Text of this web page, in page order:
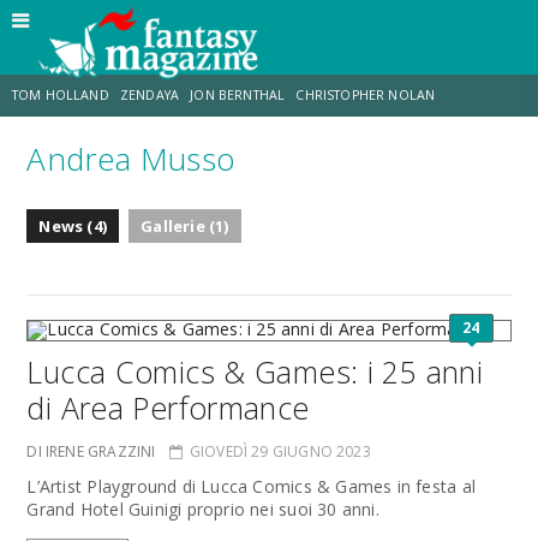
TOM HOLLAND ZENDAYA JON BERNTHAL CHRISTOPHER NOLAN
STRANIMONDI LUCCA COMICS & GAMES
Andrea Musso
News (4) Gallerie (1)
24
Lucca Comics & Games: i 25 anni
di Area Performance
DI IRENE GRAZZINI GIOVEDÌ 29 GIUGNO 2023
L’Artist Playground di Lucca Comics & Games in festa al
Grand Hotel Guinigi proprio nei suoi 30 anni.